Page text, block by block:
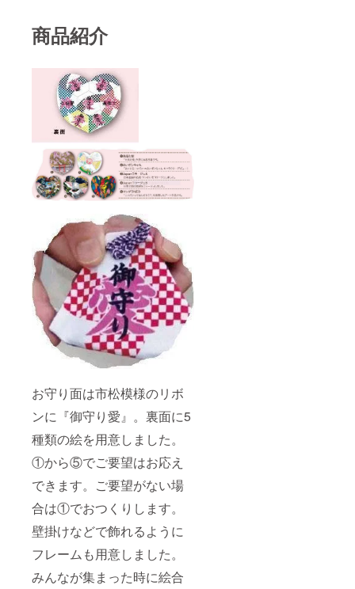
商品紹介
お守り面は市松模様のリボ
ンに『御守り愛』。裏面に5
種類の絵を用意しました。
①から⑤でご要望はお応え
できます。ご要望がない場
合は①でおつくりします。
壁掛けなどで飾れるように
フレームも用意しました。
みんなが集まった時に絵合